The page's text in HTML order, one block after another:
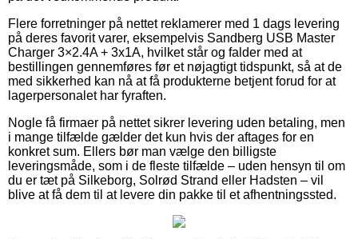
Flere forretninger på nettet reklamerer med 1 dags levering
på deres favorit varer, eksempelvis Sandberg USB Master
Charger 3×2.4A + 3x1A, hvilket står og falder med at
bestillingen gennemføres før et nøjagtigt tidspunkt, så at de
med sikkerhed kan nå at få produkterne betjent forud for at
lagerpersonalet har fyraften.
Nogle få firmaer på nettet sikrer levering uden betaling, men
i mange tilfælde gælder det kun hvis der aftages for en
konkret sum. Ellers bør man vælge den billigste
leveringsmåde, som i de fleste tilfælde – uden hensyn til om
du er tæt på Silkeborg, Solrød Strand eller Hadsten – vil
blive at få dem til at levere din pakke til et afhentningssted.